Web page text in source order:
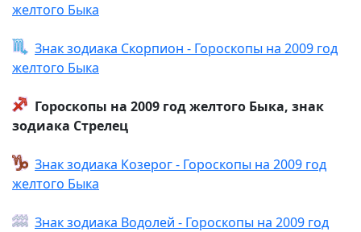
желтого Быка
Знак зодиака Скорпион - Гороскопы на 2009 год
желтого Быка
Гороскопы на 2009 год желтого Быка, знак
зодиака Стрелец
Знак зодиака Козерог - Гороскопы на 2009 год
желтого Быка
Знак зодиака Водолей - Гороскопы на 2009 год